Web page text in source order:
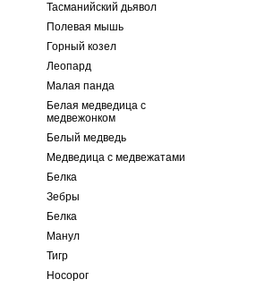
Тасманийский дьявол
Полевая мышь
Горный козел
Леопард
Малая панда
Белая медведица с
медвежонком
Белый медведь
Медведица с медвежатами
Белка
Зебры
Белка
Манул
Тигр
Носорог